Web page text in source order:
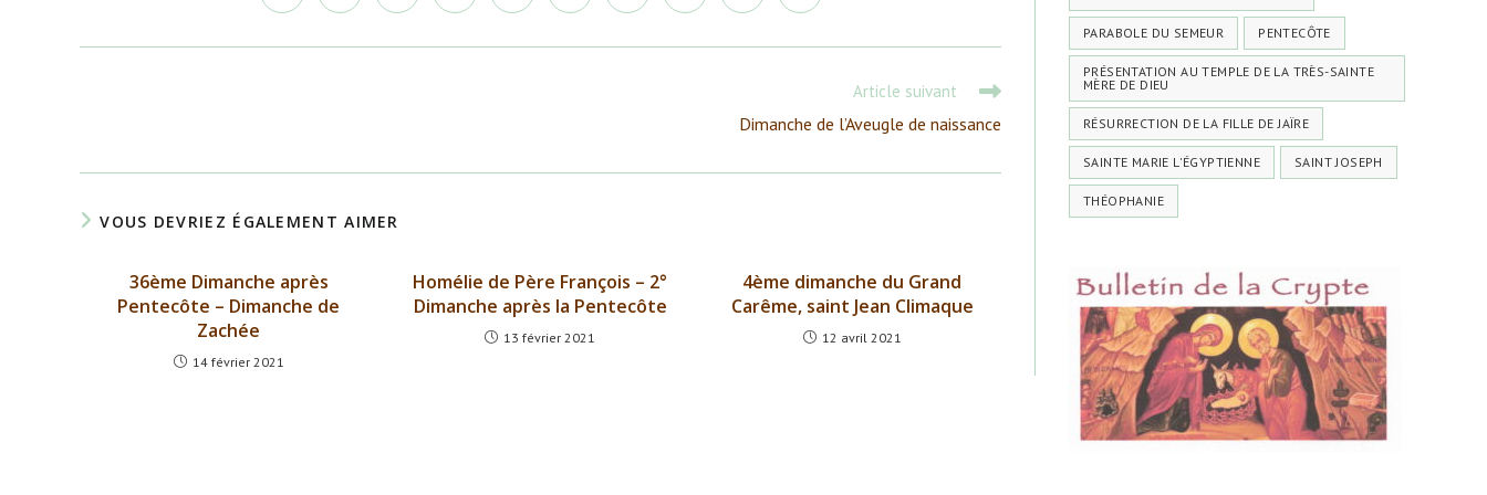
dans
autre
dans
autre
dans
autre
dans
autre
dans
autre
dans
autre
dans
autre
dans
autre
dans
autre
dans
autre
Article suivant
Dimanche de l’Aveugle de naissance
VOUS DEVRIEZ ÉGALEMENT AIMER
36ème Dimanche après
Pentecôte – Dimanche de
Zachée
14 février 2021
Homélie de Père François – 2°
Dimanche après la Pentecôte
13 février 2021
4ème dimanche du Grand
Carême, saint Jean Climaque
12 avril 2021
PARABOLE DU SEMEUR PENTECÔTE
PRÉSENTATION AU TEMPLE DE LA TRÈS-SAINTE
MÈRE DE DIEU
RÉSURRECTION DE LA FILLE DE JAÏRE
SAINTE MARIE L'ÉGYPTIENNE SAINT JOSEPH
THÉOPHANIE